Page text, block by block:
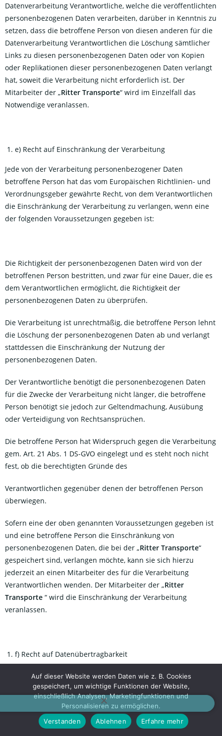
Datenverarbeitung Verantwortliche, welche die veröffentlichten
personenbezogenen Daten verarbeiten, darüber in Kenntnis zu
setzen, dass die betroffene Person von diesen anderen für die
Datenverarbeitung Verantwortlichen die Löschung sämtlicher
Links zu diesen personenbezogenen Daten oder von Kopien
oder Replikationen dieser personenbezogenen Daten verlangt
hat, soweit die Verarbeitung nicht erforderlich ist. Der
Mitarbeiter der „Ritter Transporte“ wird im Einzelfall das
Notwendige veranlassen.
e) Recht auf Einschränkung der Verarbeitung
Jede von der Verarbeitung personenbezogener Daten
betroffene Person hat das vom Europäischen Richtlinien- und
Verordnungsgeber gewährte Recht, von dem Verantwortlichen
die Einschränkung der Verarbeitung zu verlangen, wenn eine
der folgenden Voraussetzungen gegeben ist:
Die Richtigkeit der personenbezogenen Daten wird von der
betroffenen Person bestritten, und zwar für eine Dauer, die es
dem Verantwortlichen ermöglicht, die Richtigkeit der
personenbezogenen Daten zu überprüfen.
Die Verarbeitung ist unrechtmäßig, die betroffene Person lehnt
die Löschung der personenbezogenen Daten ab und verlangt
stattdessen die Einschränkung der Nutzung der
personenbezogenen Daten.
Der Verantwortliche benötigt die personenbezogenen Daten
für die Zwecke der Verarbeitung nicht länger, die betroffene
Person benötigt sie jedoch zur Geltendmachung, Ausübung
oder Verteidigung von Rechtsansprüchen.
Die betroffene Person hat Widerspruch gegen die Verarbeitung
gem. Art. 21 Abs. 1 DS-GVO eingelegt und es steht noch nicht
fest, ob die berechtigten Gründe des
Verantwortlichen gegenüber denen der betroffenen Person
überwiegen.
Sofern eine der oben genannten Voraussetzungen gegeben ist
und eine betroffene Person die Einschränkung von
personenbezogenen Daten, die bei der „Ritter Transporte“
gespeichert sind, verlangen möchte, kann sie sich hierzu
jederzeit an einen Mitarbeiter des für die Verarbeitung
Verantwortlichen wenden. Der Mitarbeiter der „Ritter
Transporte “ wird die Einschränkung der Verarbeitung
veranlassen.
f) Recht auf Datenübertragbarkeit
Jede von der Verarbeitung personenbezogener Daten
betroffene Person hat das vom Europäischen Richtlinien- und
Verordnungsgeber gewährte Recht, die sie betreffenden
personenbezogenen Daten, welche durch die betroffene
Person einem Verantwortlichen bereitgestellt wurden, in einem
Auf dieser Website werden Daten wie z. B. Cookies
gespeichert, um wichtige Funktionen der Website,
einschließlich Analysen, Marketingfunktionen und
Personalisieren zu ermöglichen.
Verstanden
Ablehnen Erfahre mehr